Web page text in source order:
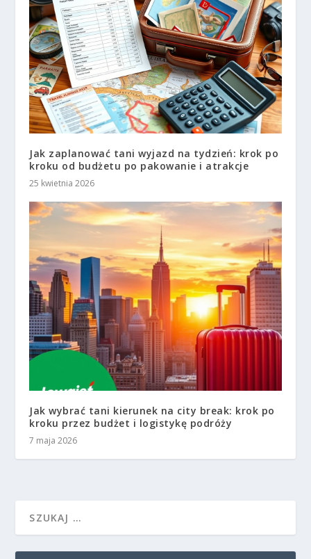
Jak zaplanować tani wyjazd na tydzień: krok po
kroku od budżetu po pakowanie i atrakcje
25 kwietnia 2026
Jak wybrać tani kierunek na city break: krok po
kroku przez budżet i logistykę podróży
7 maja 2026